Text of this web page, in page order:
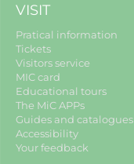
VISIT
Pratical information
Tickets
Visitors service
MIC card
Educational tours
The MiC APPs
Guides and catalogues
Accessibility
Your feedback